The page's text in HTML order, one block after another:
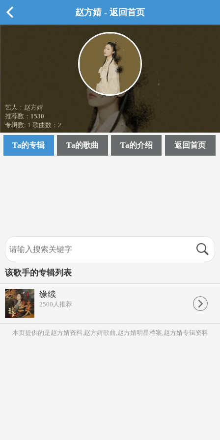
赵方婧 - 返回首页
艺人：赵方婧
推荐数： 1530
专辑数: 1 歌曲数：2
Ta的专辑 Ta的歌曲 Ta的介绍 返回首页
该歌手的专辑列表
缘续
2500 人推荐
本页提供的是赵方婧资料,赵方婧歌曲,赵方婧明星档案,赵方婧专辑资料